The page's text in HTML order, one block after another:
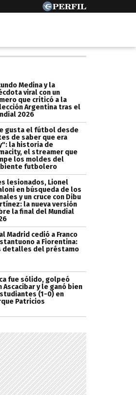
Medina y la
viral con un
que criticó a la
Argentina tras el
2026
gusta el fútbol desde
de saber que era
la historia de
el streamer que
los moldes del
futbolero
lesionados, Lionel
en búsqueda de los
y un cruce con Dibu
la nueva versión
la final del Mundial
Madrid cedió a Franco
a Fiorentina:
detalles del préstamo
fue sólido, golpeó
Ascacibar y le ganó bien
(1-0) en
Patricios